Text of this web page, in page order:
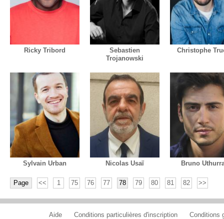
Ricky Tribord
Sebastien
Trojanowski
Christophe
Sylvain Urban Nicolas Usaï Bruno
Page << 1 75 76 77 78 79 80 81 82 >>
Aide Conditions particulières d'inscription Conditions